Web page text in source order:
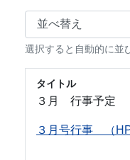
選択すると自動的に並
タイトル
３月 行事予定
３月号行事 （